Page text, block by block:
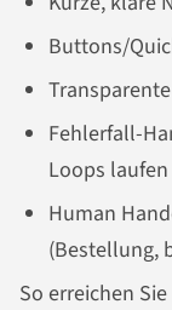
Buttons/
Fehlerfall-
Loops laufen
Human
(Bestellung,
So erreichen